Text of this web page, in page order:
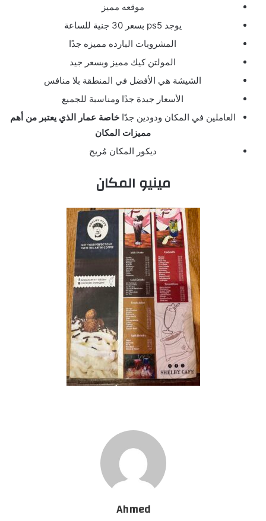
موقعه مميز
يوجد ps5 بسعر 30 جنية للساعة
المشروبات البارده مميزه جدًا
المولتن كيك مميز وبسعر جيد
الشيشة هي الأفضل في المنطقة بلا منافس
الأسعار جيدة جدًا ومناسبة للجميع
العاملين في المكان ودودين جدًاخاصة عمار الذي يعتبر من أهم
مميزات المكان
ديكور المكان مُريح
مينيو المكان
Ahmed